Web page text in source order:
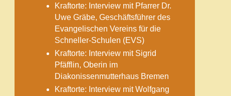
Kraftorte: Interview mit Pfarrer Dr.
Uwe Gräbe, Geschäftsführer des
Evangelischen Vereins für die
Schneller-Schulen (EVS)
Kraftorte: Interview mit Sigrid
Pfäfflin, Oberin im
Diakonissenmutterhaus Bremen
Kraftorte: Interview mit Wolfgang